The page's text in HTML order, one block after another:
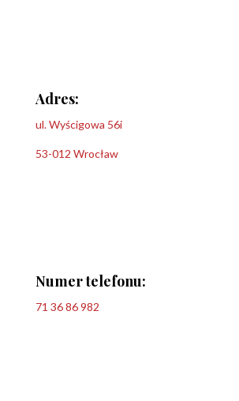
Adres:
ul. Wyścigowa 56i
53-012 Wrocław
Numer telefonu:
71 36 86 982